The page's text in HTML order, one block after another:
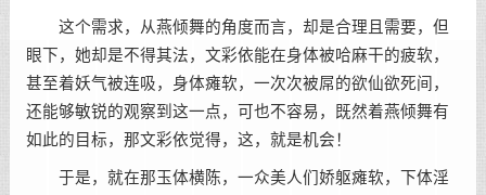
这个需求，从燕倾舞的角度而言，却是合理且需要，但
眼下，她却是不得其法，文彩依能在身体被哈麻干的疲软，
甚至着妖气被连吸，身体瘫软，一次次被屌的欲仙欲死间，
还能够敏锐的观察到这一点，可也不容易，既然着燕倾舞有
如此的目标，那文彩依觉得，这，就是机会！
于是，就在那玉体横陈，一众美人们娇躯瘫软，下体淫